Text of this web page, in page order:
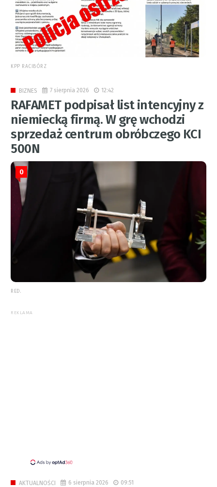
KPP RACIBÓRZ
BIZNES 7 sierpnia 2026 12:42
RAFAMET podpisał list intencyjny z
niemiecką firmą. W grę wchodzi
sprzedaż centrum obróbczego KCI
500N
0
RED.
REKLAMA
AKTUALNOŚCI 6 sierpnia 2026 09:51